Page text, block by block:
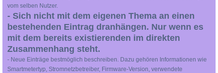
vom selben Nutzer.
- Sich nicht mit dem eigenen Thema an einen
bestehenden Eintrag dranhängen. Nur wenn es
mit dem bereits existierenden im direkten
Zusammenhang steht.
- Neue Einträge bestmöglich beschreiben. Dazu gehören Informationen wie
Smartmetertyp, Stromnetzbetreiber, Firmware-Version, verwendete